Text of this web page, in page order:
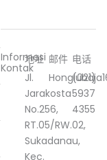
Informasi
Kontak
地址
Jl.
Jarakosta
No.256,
RT.05/RW.02,
Sukadanau,
Kec.
邮件 电话
(021)
5937
4355